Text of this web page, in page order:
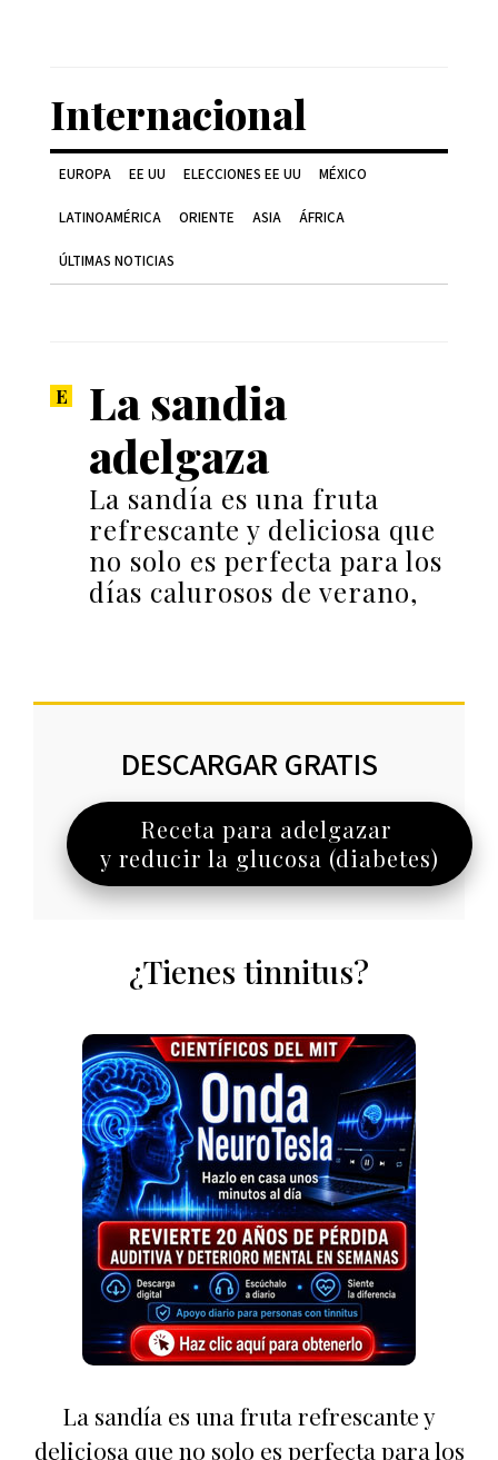
Internacional
EUROPA EE UU ELECCIONES EE UU MÉXICO
LATINOAMÉRICA ORIENTE ASIA ÁFRICA
ÚLTIMAS NOTICIAS
La sandia
adelgaza
La sandía es una fruta
refrescante y deliciosa que
no solo es perfecta para los
días calurosos de verano,
DESCARGAR GRATIS
Receta para adelgazar
y reducir la glucosa (diabetes)
¿Tienes tinnitus?
La sandía es una fruta refrescante y
deliciosa que no solo es perfecta para los